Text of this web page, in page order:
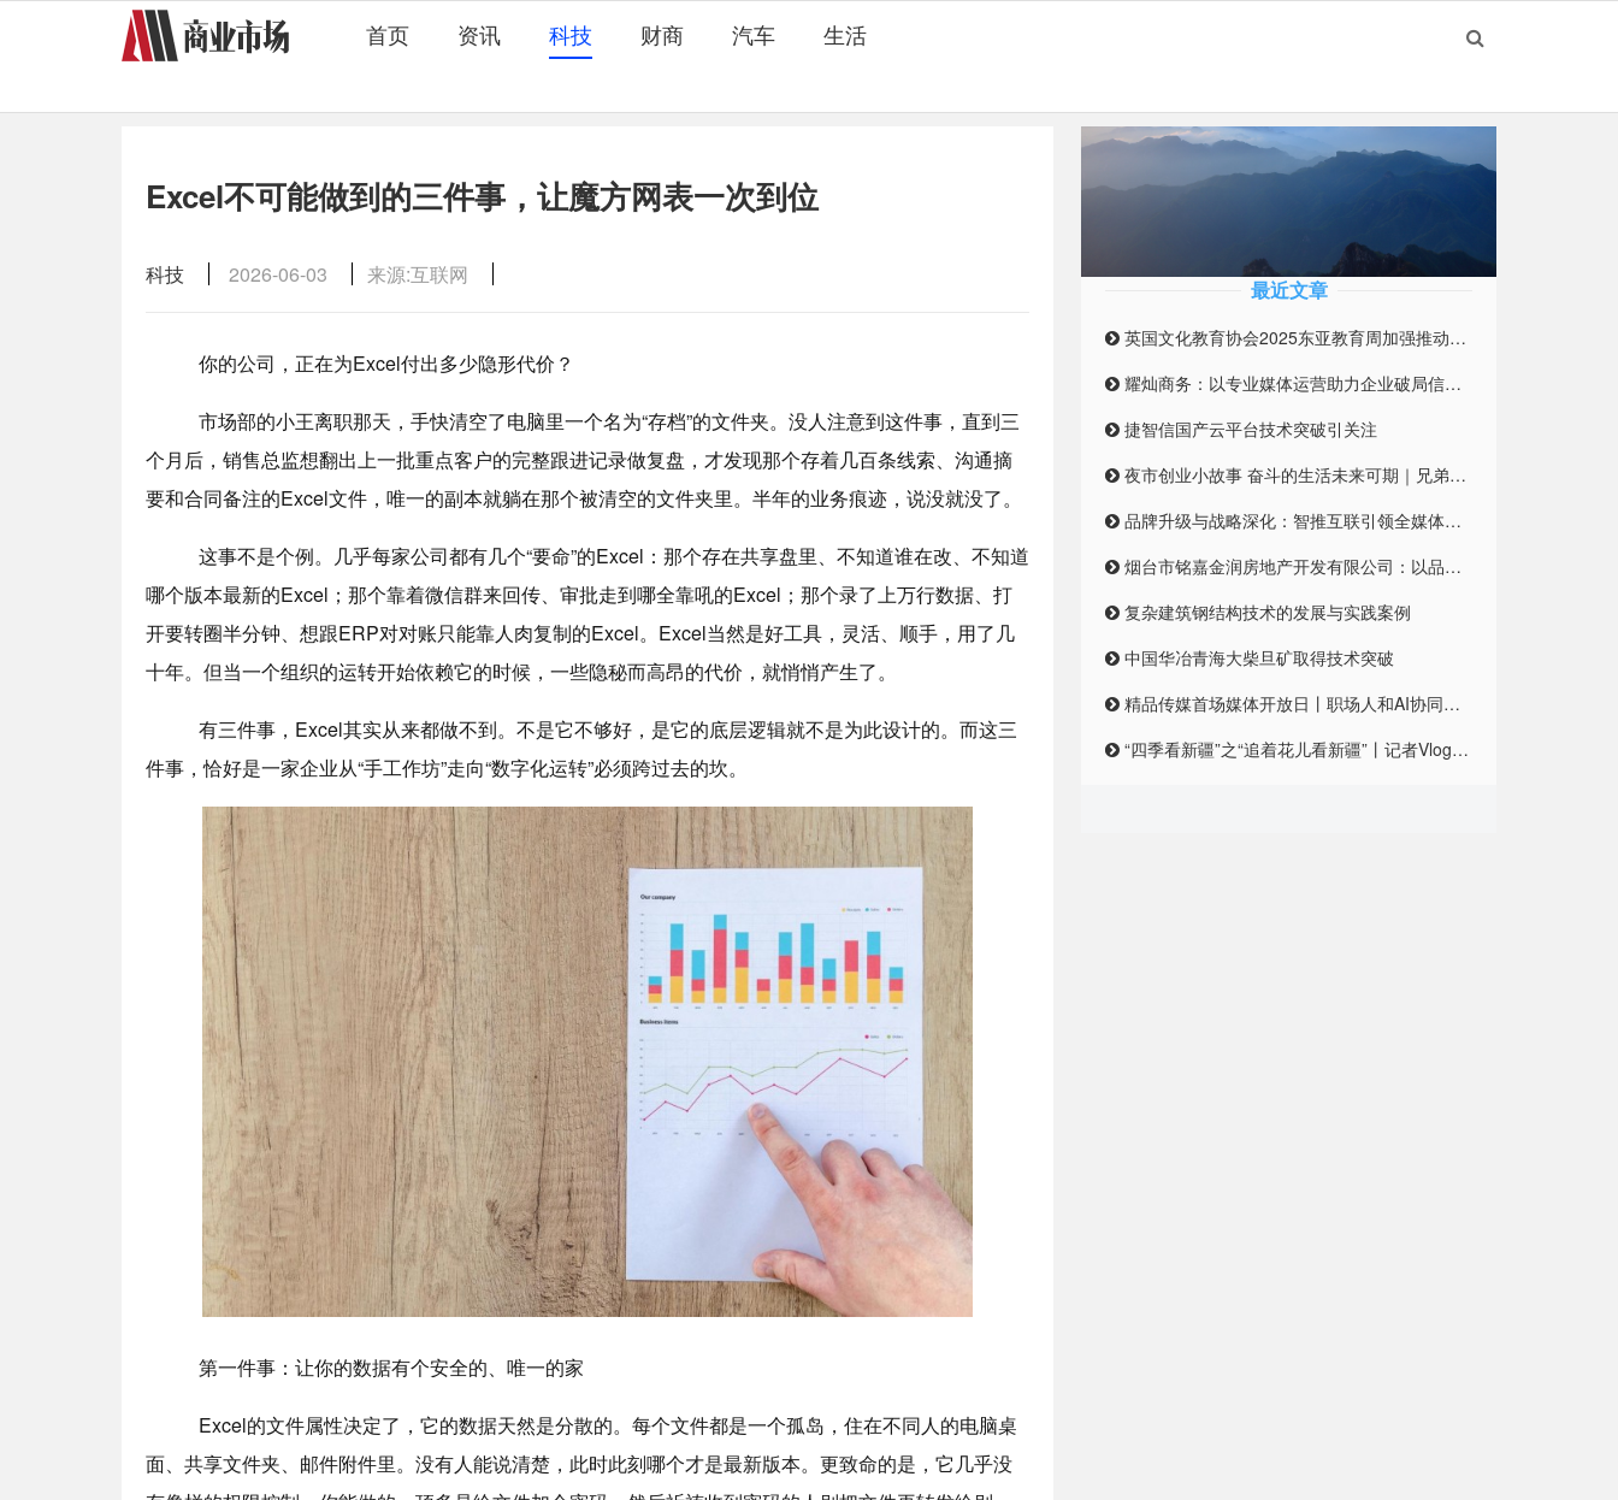
首页 资讯 科技 财商 汽车 生活
Excel不可能做到的三件事，让魔方网表一次到位
科技 2026-06-03 来源:互联网
你的公司，正在为Excel付出多少隐形代价？
市场部的小王离职那天，手快清空了电脑里一个名为“存档”的文件夹。没人注意到这件事，直到三
个月后，销售总监想翻出上一批重点客户的完整跟进记录做复盘，才发现那个存着几百条线索、沟通摘
要和合同备注的Excel文件，唯一的副本就躺在那个被清空的文件夹里。半年的业务痕迹，说没就没了。
这事不是个例。几乎每家公司都有几个“要命”的Excel：那个存在共享盘里、不知道谁在改、不知道
哪个版本最新的Excel；那个靠着微信群来回传、审批走到哪全靠吼的Excel；那个录了上万行数据、打
开要转圈半分钟、想跟ERP对对账只能靠人肉复制的Excel。Excel当然是好工具，灵活、顺手，用了几
十年。但当一个组织的运转开始依赖它的时候，一些隐秘而高昂的代价，就悄悄产生了。
有三件事，Excel其实从来都做不到。不是它不够好，是它的底层逻辑就不是为此设计的。而这三
件事，恰好是一家企业从“手工作坊”走向“数字化运转”必须跨过去的坎。
第一件事：让你的数据有个安全的、唯一的家
Excel的文件属性决定了，它的数据天然是分散的。每个文件都是一个孤岛，住在不同人的电脑桌
面、共享文件夹、邮件附件里。没有人能说清楚，此时此刻哪个才是最新版本。更致命的是，它几乎没
最近文章
英国文化教育协会2025东亚教育周加强推动英国与东亚高等教育合作伙伴关系
耀灿商务：以专业媒体运营助力企业破局信息迷雾
捷智信国产云平台技术突破引关注
夜市创业小故事 奋斗的生活未来可期｜兄弟合伙摆摊 开启创业之路
品牌升级与战略深化：智推互联引领全媒体整合营销新纪元
烟台市铭嘉金润房地产开发有限公司：以品质筑梦，引领未来居住新风尚
复杂建筑钢结构技术的发展与实践案例
中国华冶青海大柴旦矿取得技术突破
精品传媒首场媒体开放日丨职场人和AI协同合作，是一种怎样的体验？
“四季看新疆”之“追着花儿看新疆”丨记者Vlog:记者在和田直播带货艾德莱斯,首秀怎么样?